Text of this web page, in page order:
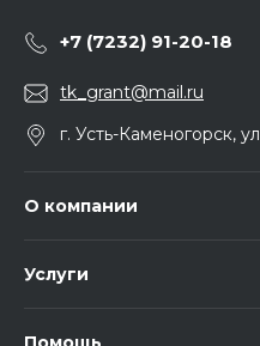
+7 (7232) 91-20-18
tk_grant@mail.ru
г. Усть-Каменогорск,
О компании
Услуги